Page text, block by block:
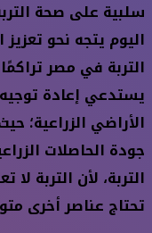
سلبية على صحة
اليوم يتجه نحو
التربة في مصر تراكمًا
يستدعي إعادة
الأراضي الزراعية؛
جودة الحاصلات
التربة، لأن التربة
تحتاج عناصر أخرى